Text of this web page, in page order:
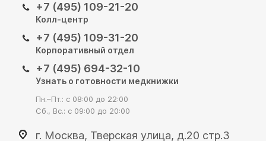
+7 (495) 109-21-20
Колл-центр
+7 (495) 109-31-20
Корпоративный отдел
+7 (495) 694-32-10
Узнать о готовности медкнижки
Пн.–Пт.: с 08:00 до 22:00
Сб., Вс.: с 09:00 до 20:00
г. Москва, Тверская улица, д.20 стр.3